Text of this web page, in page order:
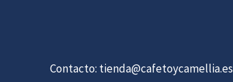
Contacto: tienda@cafetoycamellia.es